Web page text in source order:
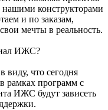
нашими конструкторами
и по заказам,
мечты в реальность.
ИЖС?
виду, что сегодня
рамках программ с
ИЖС будут зависеть